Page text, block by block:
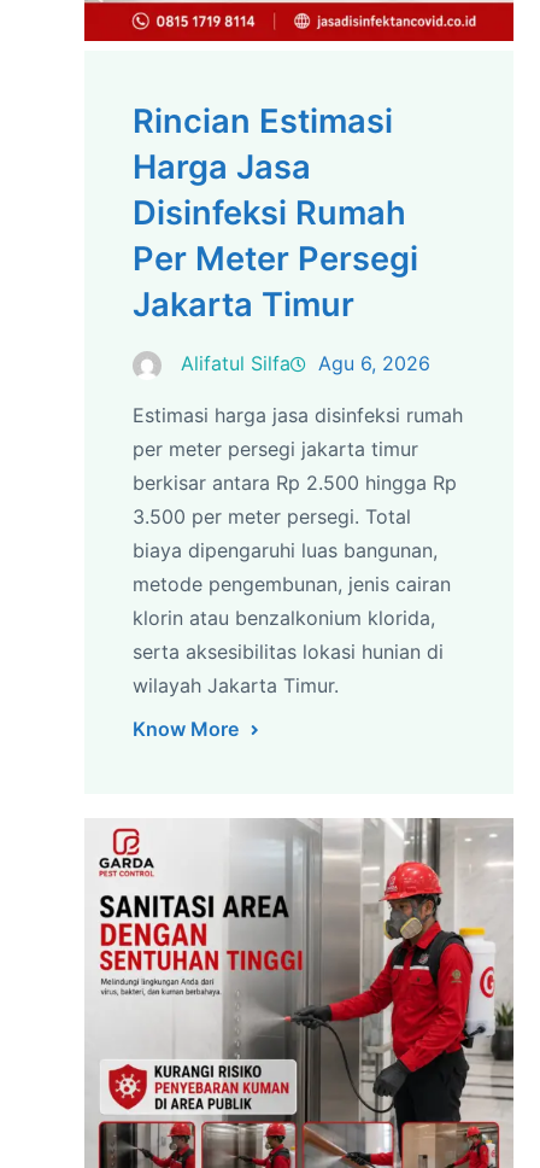
Rincian Estimasi
Harga Jasa
Disinfeksi Rumah
Per Meter Persegi
Jakarta Timur
Alifatul Silfa Agu 6, 2026
Estimasi harga jasa disinfeksi rumah
per meter persegi jakarta timur
berkisar antara Rp 2.500 hingga Rp
3.500 per meter persegi. Total
biaya dipengaruhi luas bangunan,
metode pengembunan, jenis cairan
klorin atau benzalkonium klorida,
serta aksesibilitas lokasi hunian di
wilayah Jakarta Timur.
Know More